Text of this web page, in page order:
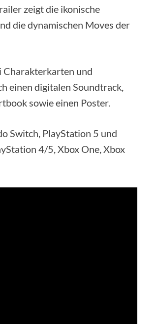
zeigt die ikonische
die dynamischen Moves der
Charakterkarten und
einen digitalen Soundtrack,
sowie einen Poster.
Switch, PlayStation 5 und
4/5, Xbox One, Xbox